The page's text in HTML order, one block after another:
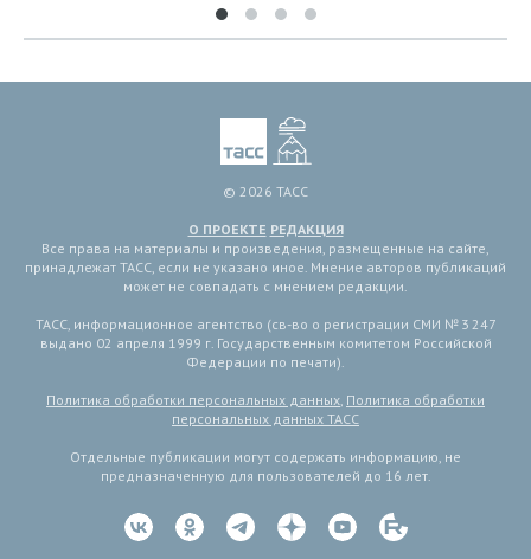
© 2026 ТАСС
О ПРОЕКТЕ РЕДАКЦИЯ
Все права на материалы и произведения, размещенные на сайте,
принадлежат ТАСС, если не указано иное. Мнение авторов публикаций
может не совпадать с мнением редакции.
ТАСС, информационное агентство (св-во о регистрации СМИ № 3 247
выдано 02 апреля 1999 г. Государственным комитетом Российской
Федерации по печати).
Политика обработки персональных данных, Политика обработки
персональных данных ТАСС
Отдельные публикации могут содержать информацию, не
предназначенную для пользователей до 16 лет.